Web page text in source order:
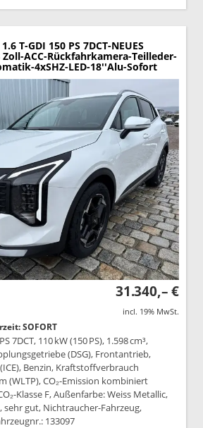
T-GDI 150 PS 7DCT-NEUES
Zoll-ACC-Rückfahrkamera-Teilleder-
4xSHZ-LED-18''Alu-Sofort
31.340,– €
incl. 19% MwSt.
SOFORT
7DCT, 110 kW (150 PS), 1.598 cm³,
(DSG), Frontantrieb,
Benzin, Kraftstoffverbrauch
(WLTP), CO₂-Emission kombiniert
Klasse F, Außenfarbe: Weiss Metallic,
sehr gut, Nichtraucher-Fahrzeug,
133097